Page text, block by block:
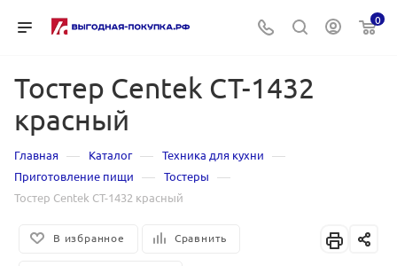
0
Тостер Centek CT-1432
красный
Главная — Каталог — Техника для кухни —
Приготовление пищи — Тостеры —
Тостер Centek CT-1432 красный
В избранное Сравнить